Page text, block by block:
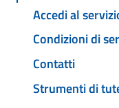
Accedi al
Condizioni di
Contatti
Strumenti di